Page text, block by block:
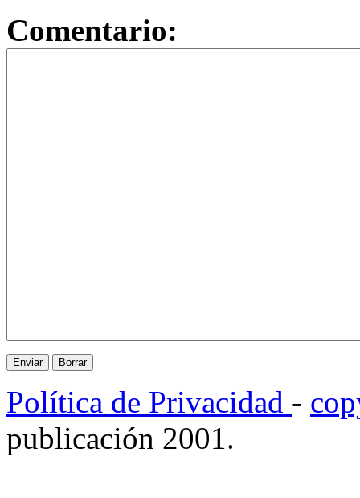
Comentario:
Política de Privacidad -
publicación 2001.